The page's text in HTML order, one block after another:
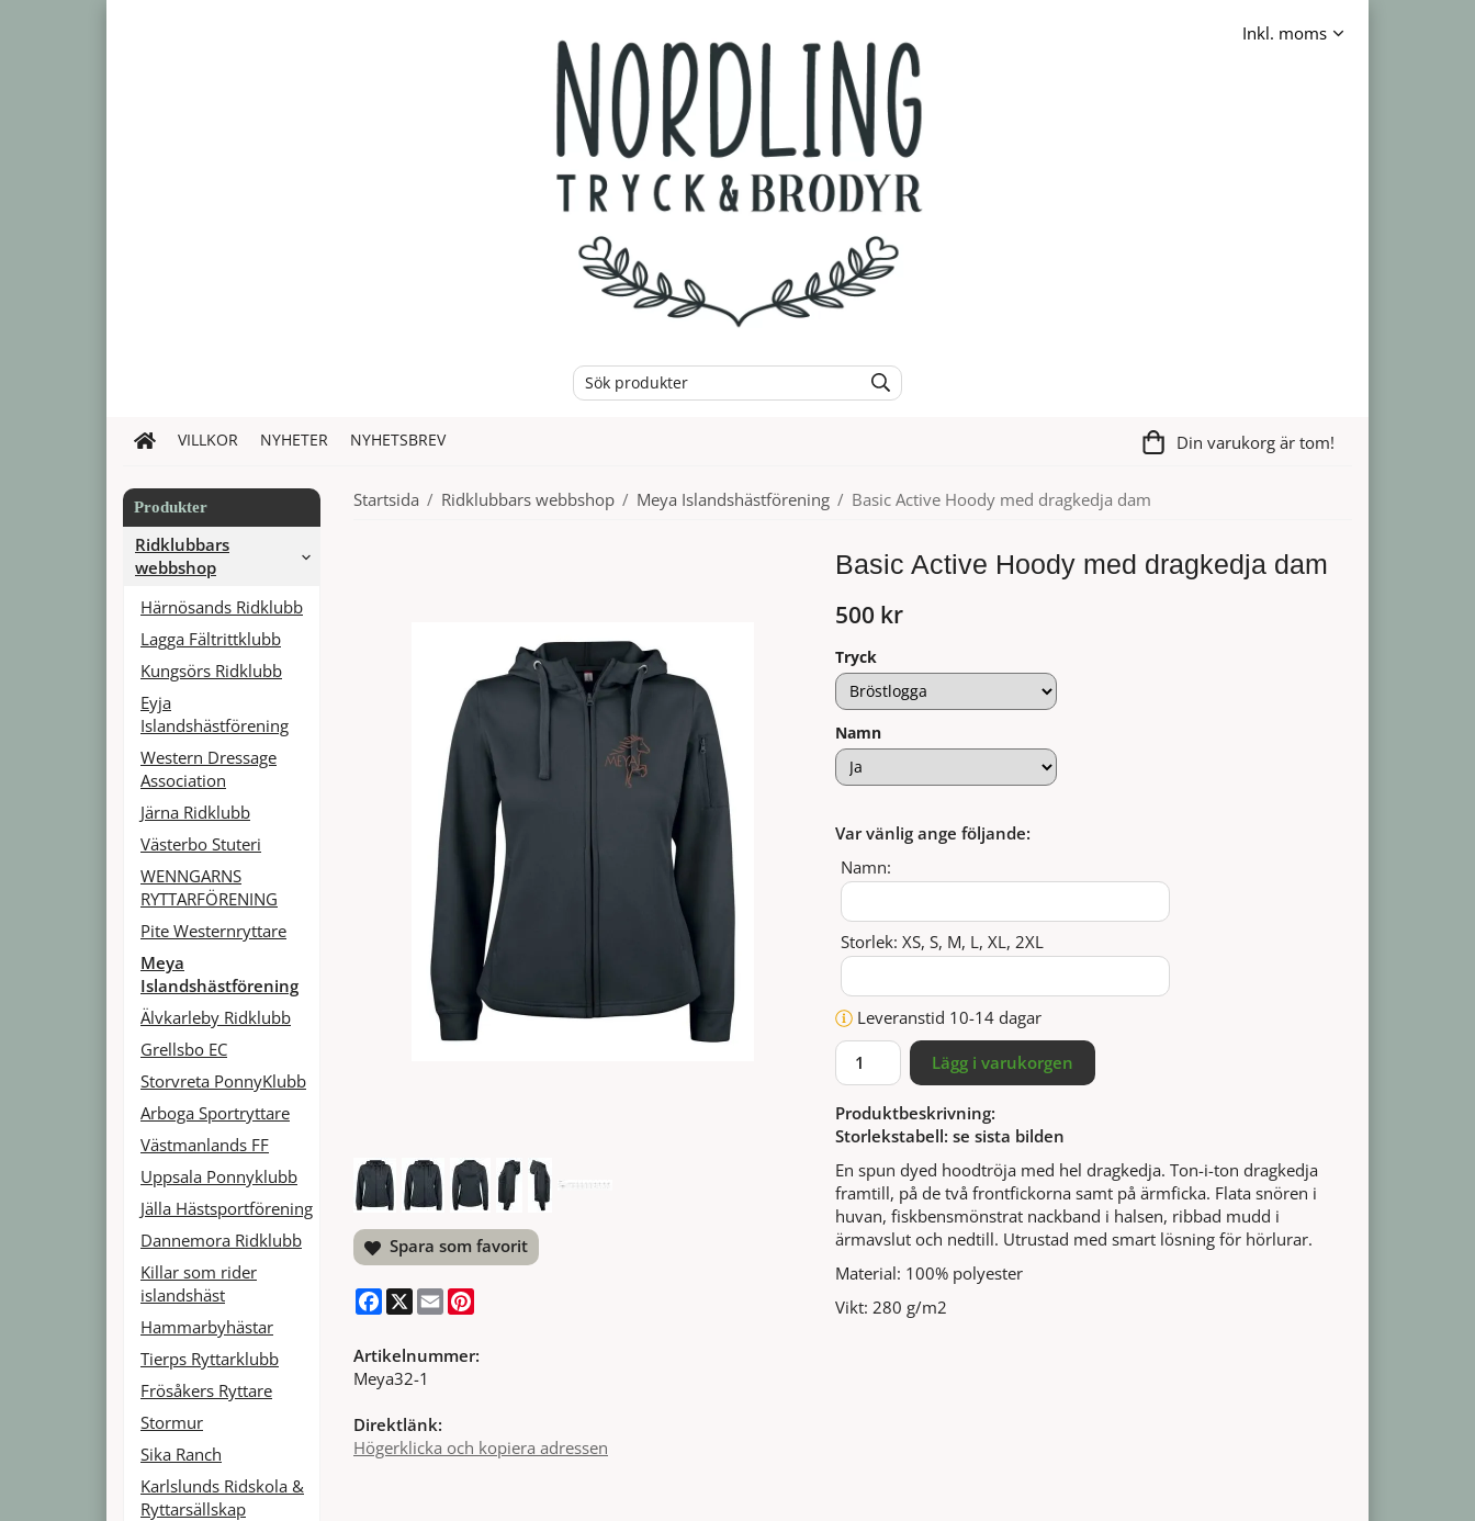
VILLKOR NYHETER NYHETSBREV Din varukorg är tom!
Produkter
Ridklubbars
webbshop
Härnösands Ridklubb
Lagga Fältrittklubb
Kungsörs Ridklubb
Eyja
Islandshästförening
Western Dressage
Association
Järna Ridklubb
Västerbo Stuteri
WENNGARNS
RYTTARFÖRENING
Pite Westernryttare
Meya
Islandshästförening
Älvkarleby Ridklubb
Grellsbo EC
Storvreta PonnyKlubb
Arboga Sportryttare
Västmanlands FF
Uppsala Ponnyklubb
Jälla Hästsportförening
Dannemora Ridklubb
Killar som rider
islandshäst
Hammarbyhästar
Tierps Ryttarklubb
Frösåkers Ryttare
Stormur
Sika Ranch
Karlslunds Ridskola &
Ryttarsällskap
Startsida / Ridklubbars webbshop / Meya Islandshästförening / Basic Active Hoody med dragkedja dam
Basic Active Hoody med dragkedja dam
500 kr
Tryck
Namn
Var vänlig ange följande:
Namn:
Storlek: XS, S, M, L, XL, 2XL
Leveranstid 10-14 dagar
Lägg i varukorgen
Produktbeskrivning:
Storlekstabell: se sista bilden
En spun dyed hoodtröja med hel dragkedja. Ton-i-ton dragkedja
framtill, på de två frontfickorna samt på ärmficka. Flata snören i
huvan, fiskbensmönstrat nackband i halsen, ribbad mudd i
ärmavslut och nedtill. Utrustad med smart lösning för hörlurar.
Material: 100% polyester
Vikt: 280 g/m2
Spara som favorit
Facebook
X Email
Artikelnummer:
Meya32-1
Direktlänk:
Högerklicka och kopiera adressen